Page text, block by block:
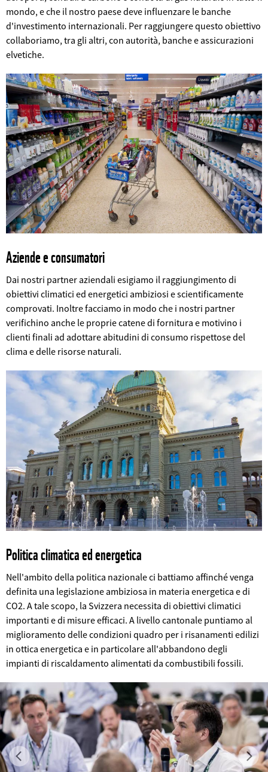
mondo, e che il nostro paese deve influenzare le banche
d'investimento internazionali. Per raggiungere questo obiettivo
collaboriamo, tra gli altri, con autorità, banche e assicurazioni
elvetiche.
Aziende e consumatori
Dai nostri partner aziendali esigiamo il raggiungimento di
obiettivi climatici ed energetici ambiziosi e scientificamente
comprovati. Inoltre facciamo in modo che i nostri partner
verifichino anche le proprie catene di fornitura e motivino i
clienti finali ad adottare abitudini di consumo rispettose del
clima e delle risorse naturali.
Politica climatica ed energetica
Nell'ambito della politica nazionale ci battiamo affinché venga
definita una legislazione ambiziosa in materia energetica e di
CO2. A tale scopo, la Svizzera necessita di obiettivi climatici
importanti e di misure efficaci. A livello cantonale puntiamo al
miglioramento delle condizioni quadro per i risanamenti edilizi
in ottica energetica e in particolare all'abbandono degli
impianti di riscaldamento alimentati da combustibili fossili.
Previous